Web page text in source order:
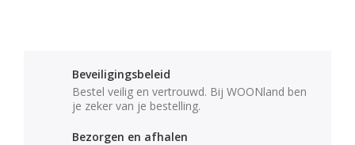
Beveiligingsbeleid
Bestel veilig en vertrouwd. Bij WOONland ben
je zeker van je bestelling.
Bezorgen en afhalen